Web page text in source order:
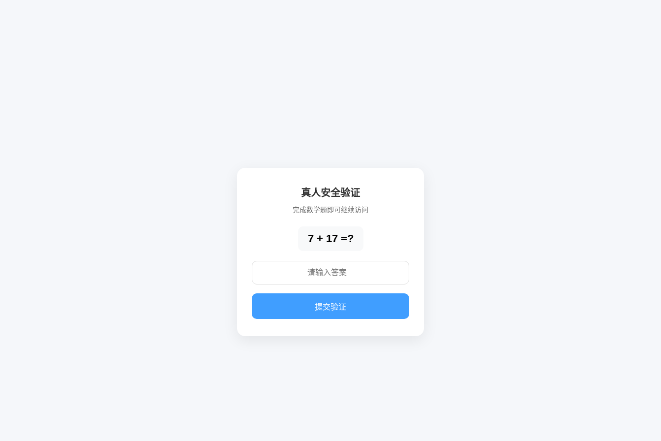
真人安全验证
完成数学题即可继续访问
7 + 17 =?
提交验证